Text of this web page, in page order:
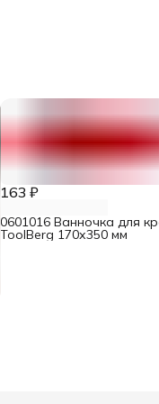
163 ₽
0601016 Ванночка для
ToolBerg 170х350 мм